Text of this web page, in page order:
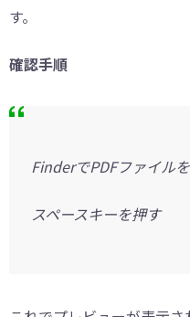
す。
確認手順
FinderでPDFファイル
スペースキーを押す